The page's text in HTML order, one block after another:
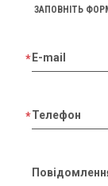
ЗАПОВНІТЬ
E-mail
Телефон